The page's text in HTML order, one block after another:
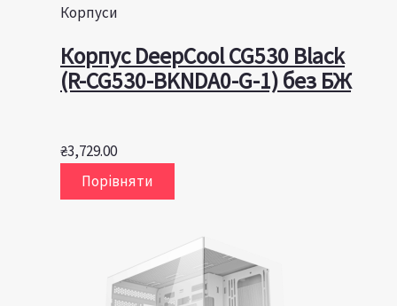
Корпуси
Корпус DeepCool CG530 Black
(R-CG530-BKNDA0-G-1) без БЖ
₴3,729.00
Порівняти